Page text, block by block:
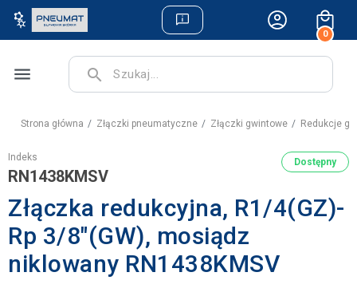
0
menu search
Strona główna Złączki pneumatyczne Złączki gwintowe Redukcje
Indeks
RN1438KMSV
Dostępny
Złączka redukcyjna, R1/4(GZ)-
Rp 3/8"(GW), mosiądz
niklowany RN1438KMSV